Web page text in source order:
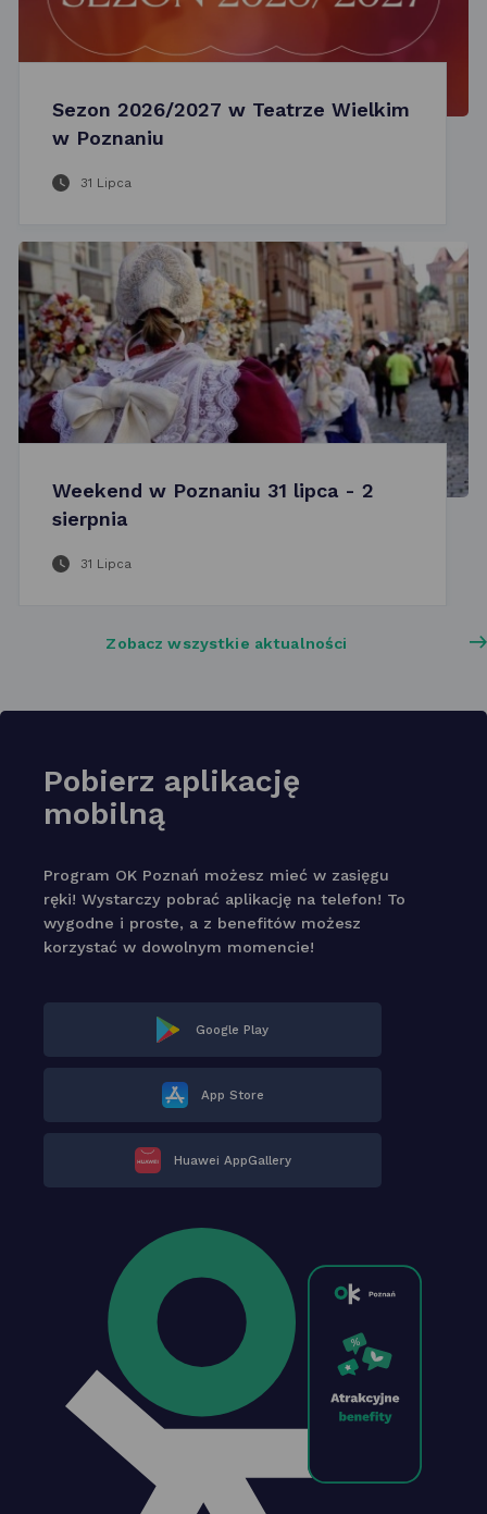
Sezon 2026/2027 w Teatrze Wielkim
w Poznaniu
31 Lipca
Weekend w Poznaniu 31 lipca - 2
sierpnia
31 Lipca
Zobacz wszystkie aktualności
Pobierz aplikację
mobilną
Program OK Poznań możesz mieć w zasięgu
ręki! Wystarczy pobrać aplikację na telefon! To
wygodne i proste, a z benefitów możesz
korzystać w dowolnym momencie!
Google Play
App Store
Huawei AppGallery